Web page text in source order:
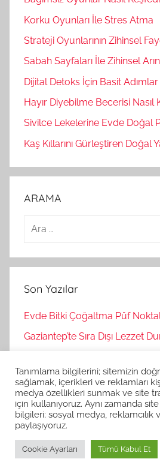
Korku Oyunları İle Stres Atma
Strateji Oyunlarının Zihinsel
Sabah Sayfaları İle Zihinsel
Dijital Detoks İçin Basit Adımlar
Hayır Diyebilme Becerisi Nasıl
Sivilce Lekelerine Evde Doğal
Kaş Kıllarını Gürleştiren Doğal
ARAMA
a
a
Son Yazılar
Evde Bitki Çoğaltma Püf
Gaziantep’te Sıra Dışı Lezzet
Korku Oyunları İle Stres Atma
Strateji Oyunlarının Zihinsel
WordPress Theme:
Tanımlama bilgilerini; sitemizin
sağlamak, içerikleri ve reklamları
medya özellikleri sunmak ve site
için kullanıyoruz. Aynı zamanda site
bilgileri; sosyal medya, reklamcılık
paylaşıyoruz.
Cookie Ayarları Tümü Kabul Et